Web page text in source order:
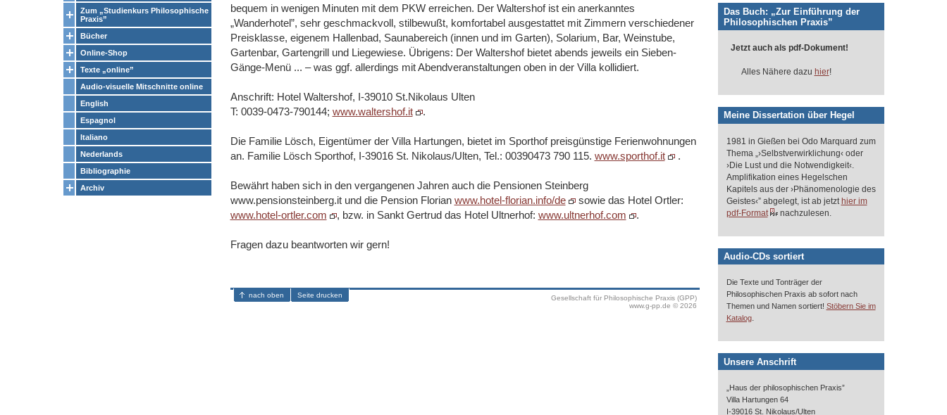
Zum „Studienkurs Philosophische
Praxis”
Bücher
Online-Shop
Texte „online”
Audio-visuelle Mitschnitte online
English
Espagnol
Italiano
Nederlands
Bibliographie
Archiv
bequem in wenigen Minuten mit dem PKW erreichen. Der Waltershof ist ein anerkanntes
„Wanderhotel”, sehr geschmackvoll, stilbewußt, komfortabel ausgestattet mit Zimmern verschiedener
Preisklasse, eigenem Hallenbad, Saunabereich (innen und im Garten), Solarium, Bar, Weinstube,
Gartenbar, Gartengrill und Liegewiese. Übrigens: Der Waltershof bietet abends jeweils ein Sieben-
Gänge-Menü ... ‒ was ggf. allerdings mit Abendveranstaltungen oben in der Villa kollidiert.
Anschrift: Hotel Waltershof, I-39010 St.Nikolaus Ulten
T: 0039-0473-790144; www.waltershof.it .
Die Familie Lösch, Eigentümer der Villa Hartungen, bietet im Sporthof preisgünstige Ferienwohnungen
an. Familie Lösch Sporthof, I-39016 St. Nikolaus/Ulten, Tel.: 00390473 790 115. www.sporthof.it .
Bewährt haben sich in den vergangenen Jahren auch die Pensionen Steinberg
www.pensionsteinberg.it und die Pension Florian www.hotel-florian.info/de
sowie das Hotel Ortler:
www.hotel-ortler.com
, bzw. in Sankt Gertrud das Hotel Ultnerhof: www.ultnerhof.com .
Fragen dazu beantworten wir gern!
Gesellschaft für Philosophische Praxis (GPP)
www.g-pp.de © 2026
nach oben Seite drucken
Das Buch: „Zur Einführung der
Philosophischen Praxis”
Jetzt auch als pdf-Dokument!
Alles Nähere dazu hier!
Meine Dissertation über Hegel
1981 in Gießen bei Odo Marquard zum
Thema „›Selbstverwirklichung‹ oder
›Die Lust und die Notwendigkeit‹.
Amplifikation eines Hegelschen
Kapitels aus der ›Phänomenologie des
Geistes‹” abgelegt, ist ab jetzt hier im
pdf-Format
nachzulesen.
Audio-CDs sortiert
Die Texte und Tonträger der
Philosophischen Praxis ab sofort nach
Themen und Namen sortiert! Stöbern Sie im
Katalog.
Unsere Anschrift
„Haus der philosophischen Praxis”
Villa Hartungen 64
I-39016 St. Nikolaus/Ulten